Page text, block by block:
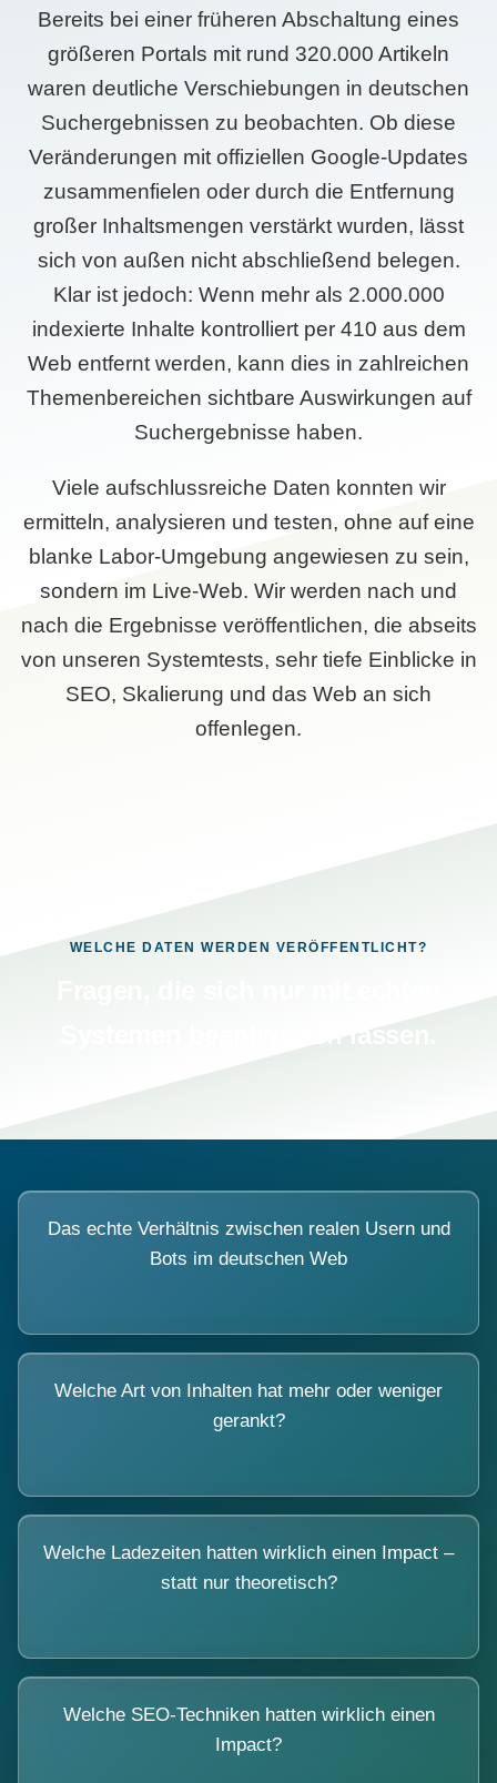
Bereits bei einer früheren Abschaltung eines
größeren Portals mit rund 320.000 Artikeln
waren deutliche Verschiebungen in deutschen
Suchergebnissen zu beobachten. Ob diese
Veränderungen mit offiziellen Google-Updates
zusammenfielen oder durch die Entfernung
großer Inhaltsmengen verstärkt wurden, lässt
sich von außen nicht abschließend belegen.
Klar ist jedoch: Wenn mehr als 2.000.000
indexierte Inhalte kontrolliert per 410 aus dem
Web entfernt werden, kann dies in zahlreichen
Themenbereichen sichtbare Auswirkungen auf
Suchergebnisse haben.
Viele aufschlussreiche Daten konnten wir
ermitteln, analysieren und testen, ohne auf eine
blanke Labor-Umgebung angewiesen zu sein,
sondern im Live-Web. Wir werden nach und
nach die Ergebnisse veröffentlichen, die abseits
von unseren Systemtests, sehr tiefe Einblicke in
SEO, Skalierung und das Web an sich
offenlegen.
WELCHE DATEN WERDEN VERÖFFENTLICHT?
Das echte Verhältnis zwischen realen Usern und
Bots im deutschen Web
Welche Art von Inhalten hat mehr oder weniger
gerankt?
Welche Ladezeiten hatten wirklich einen Impact –
statt nur theoretisch?
Welche SEO-Techniken hatten wirklich einen
Impact?